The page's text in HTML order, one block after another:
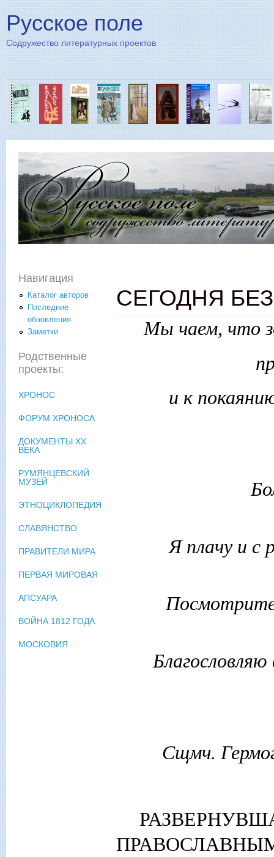
Русское поле
Содружество литературных проектов
СЕГОДНЯ
Мы чаем, что
и к
Я плачу и с
Сщмч.
Навигация
Каталог авторов
Последние
обновления
Заметки
Родственные
проекты:
ХРОНОС
ФОРУМ ХРОНОСА
ДОКУМЕНТЫ XX
ВЕКА
РУМЯНЦЕВСКИЙ
МУЗЕЙ
ЭТНОЦИКЛОПЕДИЯ
СЛАВЯНСТВО
ПРАВИТЕЛИ МИРА
ПЕРВАЯ МИРОВАЯ
АПСУАРА
ВОЙНА 1812 ГОДА
МОСКОВИЯ